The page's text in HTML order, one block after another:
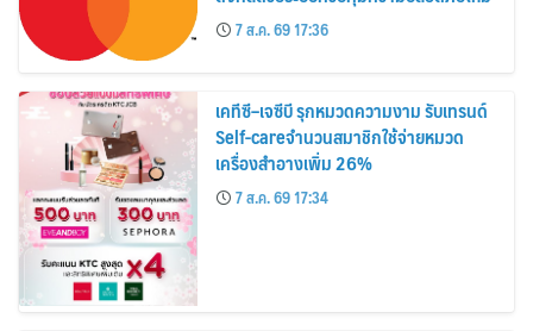
7 ส.ค. 69 17:36
เคทีซี–เจซีบี รุกหมวดความงาม รับเทรนด์
Self-careจำนวนสมาชิกใช้จ่ายหมวด
เครื่องสำอางเพิ่ม 26%
7 ส.ค. 69 17:34